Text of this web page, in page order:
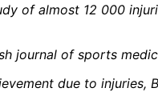
of almost 12 000
journal of sports
due to injuries,